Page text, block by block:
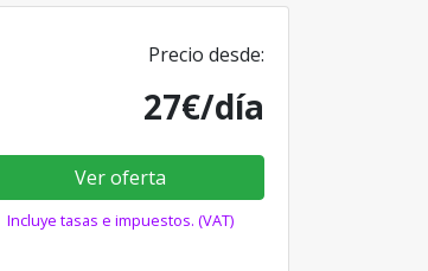
Precio desde:
27€/día
Ver oferta
Incluye tasas e impuestos. (VAT)